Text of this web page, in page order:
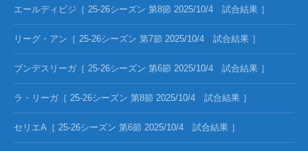
エールディビジ［ 25-26シーズン 第8節 2025/10/4 試合結果 ］
リーグ・アン［ 25-26シーズン 第7節 2025/10/4 試合結果 ］
ブンデスリーガ［ 25-26シーズン 第6節 2025/10/4 試合結果 ］
ラ・リーガ［ 25-26シーズン 第8節 2025/10/4 試合結果 ］
セリエA［ 25-26シーズン 第6節 2025/10/4 試合結果 ］